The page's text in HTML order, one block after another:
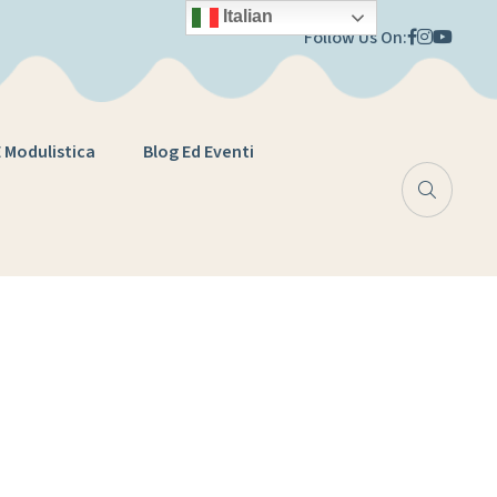
Follow Us On:
Modulistica Blog Ed Eventi
Italian